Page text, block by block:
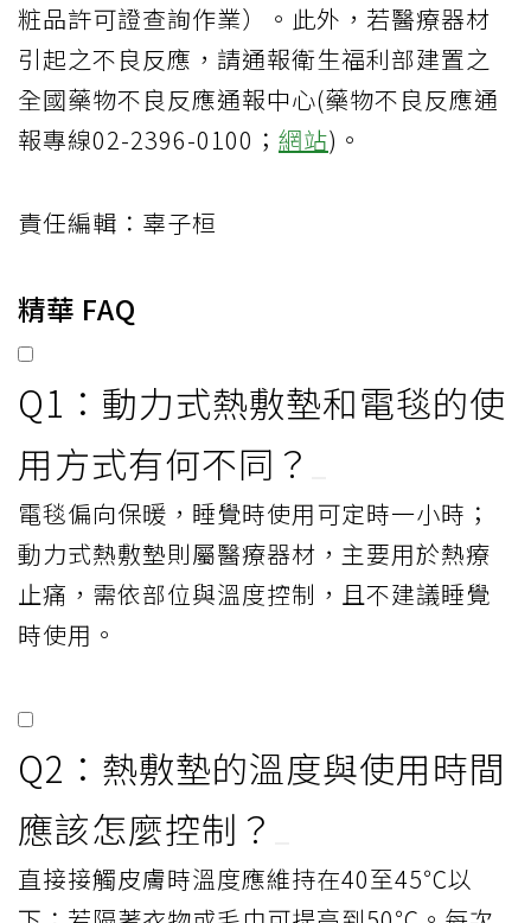
選購動力式熱敷墊的安心三步驟，圖片來源：食藥署提供。
如有需查詢醫療器材登錄產品相關資料，可
物管理署網站
器材許可證資料庫>西藥、醫療器材、含藥化
粧品許可證查詢作業）。此外，若醫療器材
引起之不良反應，請通報衛生福利部建置之
全國藥物不良反應通報中心(藥物不良反應通
報專線02-2396-0100；
責任編輯：辜子桓
精華 FAQ
Q1：動力式熱敷墊和電毯的使
用方式有何不同？
電毯偏向保暖，睡覺時使用可定時一小時；
動力式熱敷墊則屬醫療器材，主要用於熱療